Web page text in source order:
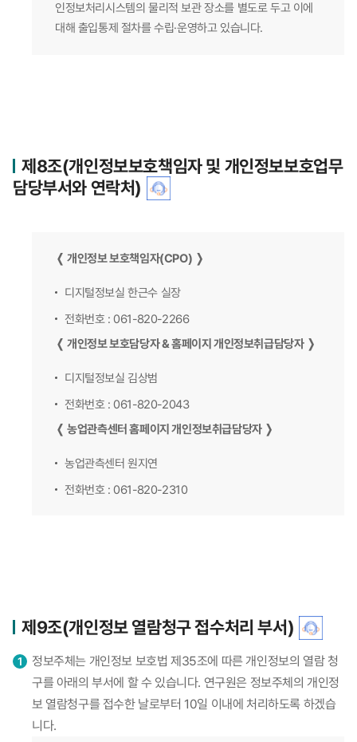
인정보처리시스템의 물리적 보관 장소를 별도로 두고 이에
대해 출입통제 절차를 수립·운영하고 있습니다.
제8조(개인정보보호책임자 및 개인정보보호업무
담당부서와 연락처)
❬ 개인정보 보호책임자(CPO) ❭
디지털정보실 한근수 실장
전화번호 : 061-820-2266
❬ 개인정보 보호담당자 & 홈페이지 개인정보취급담당자 ❭
디지털정보실 김상범
전화번호 : 061-820-2043
❬ 농업관측센터 홈페이지 개인정보취급담당자 ❭
농업관측센터 원지연
전화번호 : 061-820-2310
제9조(개인정보 열람청구 접수처리 부서)
정보주체는 개인정보 보호법 제35조에 따른 개인정보의 열람 청
구를 아래의 부서에 할 수 있습니다. 연구원은 정보주체의 개인정
보 열람청구를 접수한 날로부터 10일 이내에 처리하도록 하겠습
니다.